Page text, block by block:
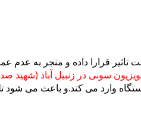
تاثیر قرارا داده و منجر
سونی در زنبیل آباد (شهید
وارد می کند.و باعث می شود